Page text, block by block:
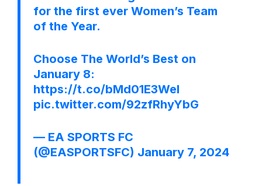
for the first ever Women’s Team
of the Year.
Choose The World’s Best on
January 8:
https://t.co/bMd01E3Wel
pic.twitter.com/92zfRhyYbG
— EA SPORTS FC
(@EASPORTSFC) January 7, 2024